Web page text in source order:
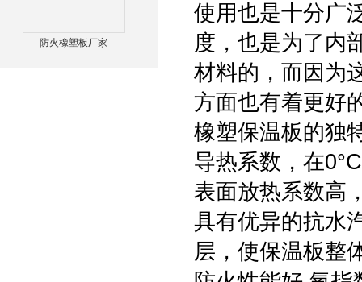
防火橡塑板厂家
使用也是十分广
度，也是为了内
材料的，而因为
方面也有着更好
橡塑保温板的独
导热系数，在
表面放热系数高
具有优异的抗水
层，使保温板整